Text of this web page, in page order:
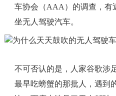
车协会（AAA）的调查，有
坐无人驾驶汽车。
不可否认的是，人家谷歌涉
最早吃螃蟹的那批人，遇到